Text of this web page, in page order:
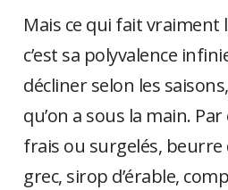
Mais ce qui fait vraiment
c’est sa polyvalence
décliner selon les
qu’on a sous la main.
frais ou surgelés,
grec, sirop d’érable,